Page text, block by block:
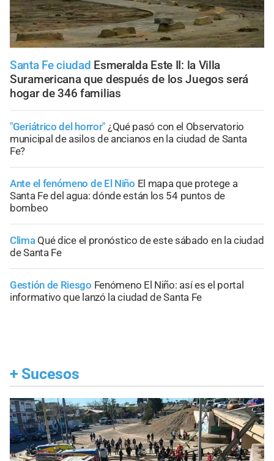
Santa Fe ciudad Esmeralda Este II: la Villa
Suramericana que después de los Juegos será
hogar de 346 familias
"Geriátrico del horror" ¿Qué pasó con el Observatorio
municipal de asilos de ancianos en la ciudad de Santa
Fe?
Ante el fenómeno de El Niño El mapa que protege a
Santa Fe del agua: dónde están los 54 puntos de
bombeo
Clima Qué dice el pronóstico de este sábado en la ciudad
de Santa Fe
Gestión de Riesgo Fenómeno El Niño: así es el portal
informativo que lanzó la ciudad de Santa Fe
+ Sucesos